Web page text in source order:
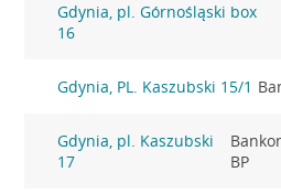
Gdynia, pl. Górnośląski box
16
Gdynia, PL. Kaszubski 15/1
Gdynia, pl. Kaszubski
17
BP